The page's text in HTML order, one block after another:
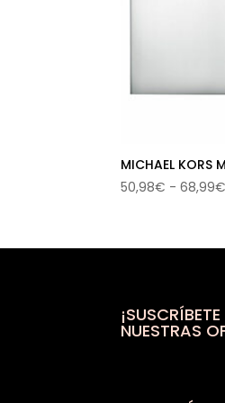
MICHAEL KORS
50,98€ - 68,99€
NUESTRAS